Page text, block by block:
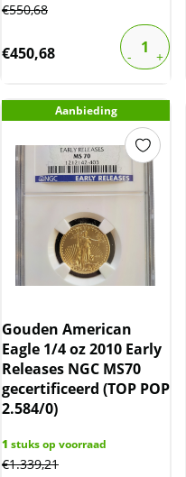
€550,68
€450,68
Aanbieding
Gouden American
Eagle 1/4 oz 2010 Early
Releases NGC MS70
gecertificeerd (TOP POP
2.584/0)
1 stuks op voorraad
€1.339,21